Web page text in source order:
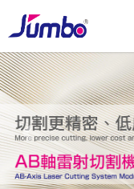
Previous